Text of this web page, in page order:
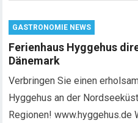
GASTRONOMIE NEWS
Ferienhaus Hyggehus
Dänemark
Verbringen Sie einen
Hyggehus an der
Regionen! www.hyggehus.de